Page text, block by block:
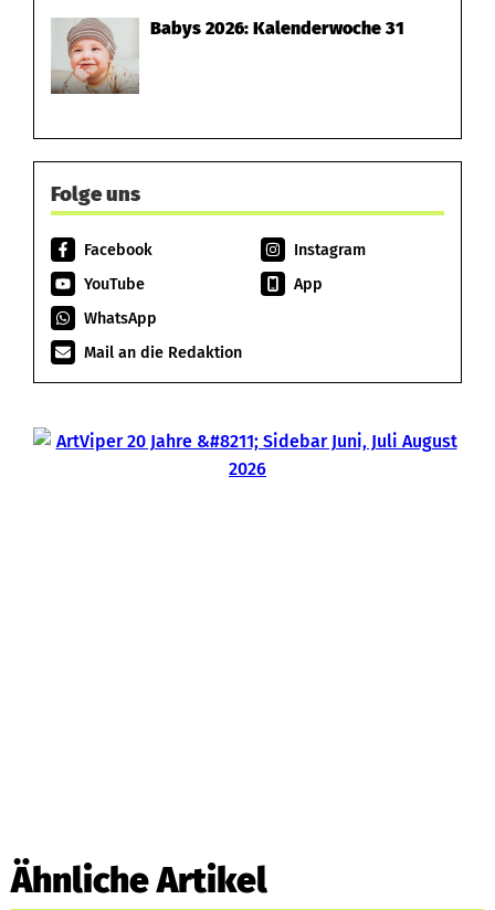
Babys 2026: Kalenderwoche 31
Folge uns
Facebook
Instagram
YouTube
App
WhatsApp
Mail an die Redaktion
Ähnliche Artikel